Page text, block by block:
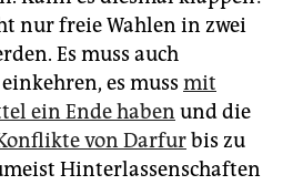
nur freie Wahlen in zwei
Es muss auch
es muss mit
ein Ende haben und die
von Darfurbis zu
Hinterlassenschaften